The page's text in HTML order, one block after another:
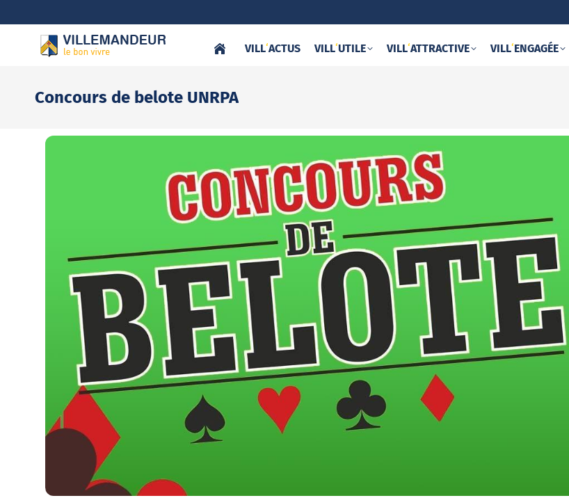
VILL‘ACTUS VILL‘UTILE VILL‘ATTRACTIVE VILL‘ENGAGÉE
Concours de belote UNRPA